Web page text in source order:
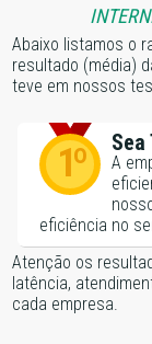
Abaixo listamos o
resultado (média)
teve em nossos
1º
A
eficiência no
Atenção os
latência,
cada empresa.